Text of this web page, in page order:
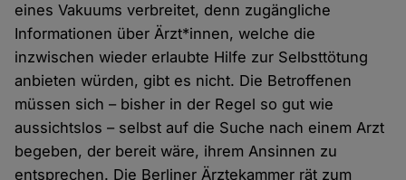
eines Vakuums verbreitet, denn zugängliche
Informationen über Ärzt*innen, welche die
inzwischen wieder erlaubte Hilfe zur Selbsttötung
anbieten würden, gibt es nicht. Die Betroffenen
müssen sich – bisher in der Regel so gut wie
aussichtslos – selbst auf die Suche nach einem Arzt
begeben, der bereit wäre, ihrem Ansinnen zu
entsprechen. Die Berliner Ärztekammer rät zum